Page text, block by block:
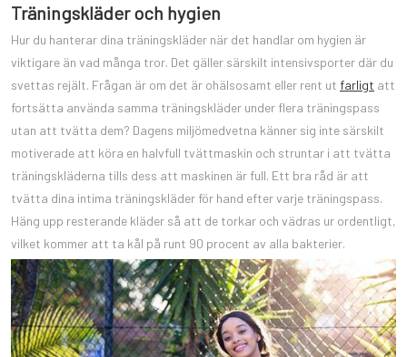
Träningskläder och hygien
Hur du hanterar dina träningskläder när det handlar om hygien är
viktigare än vad många tror. Det gäller särskilt intensivsporter där du
svettas rejält. Frågan är om det är ohälsosamt eller rent ut farligt att
fortsätta använda samma träningskläder under flera träningspass
utan att tvätta dem? Dagens miljömedvetna känner sig inte särskilt
motiverade att köra en halvfull tvättmaskin och struntar i att tvätta
träningskläderna tills dess att maskinen är full. Ett bra råd är att
tvätta dina intima träningskläder för hand efter varje träningspass.
Häng upp resterande kläder så att de torkar och vädras ur ordentligt,
vilket kommer att ta kål på runt 90 procent av alla bakterier.